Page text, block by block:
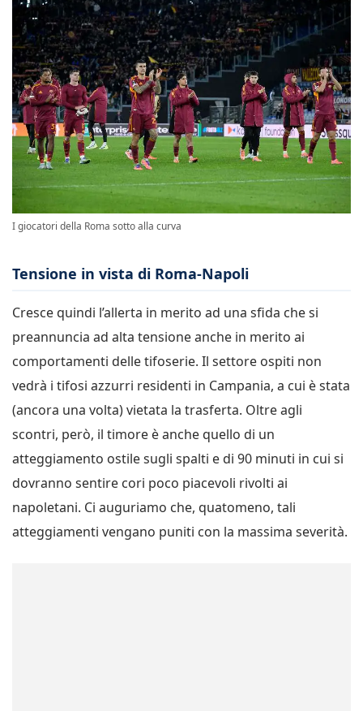
I giocatori della Roma sotto alla curva
Tensione in vista di Roma-Napoli
Cresce quindi l’allerta in merito ad una sfida che si
preannuncia ad alta tensione anche in merito ai
comportamenti delle tifoserie. Il settore ospiti non
vedrà i tifosi azzurri residenti in Campania, a cui è stata
(ancora una volta) vietata la trasferta. Oltre agli
scontri, però, il timore è anche quello di un
atteggiamento ostile sugli spalti e di 90 minuti in cui si
dovranno sentire cori poco piacevoli rivolti ai
napoletani. Ci auguriamo che, quatomeno, tali
atteggiamenti vengano puniti con la massima severità.